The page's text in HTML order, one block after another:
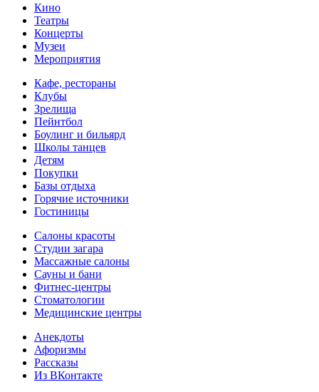
Кино
Театры
Концерты
Музеи
Мероприятия
Кафе, рестораны
Клубы
Зрелища
Пейнтбол
Боулинг и бильярд
Школы танцев
Детям
Покупки
Базы отдыха
Горячие источники
Гостиницы
Салоны красоты
Студии загара
Массажные салоны
Сауны и бани
Фитнес-центры
Стоматологии
Медицинские центры
Анекдоты
Афоризмы
Рассказы
Из ВКонтакте